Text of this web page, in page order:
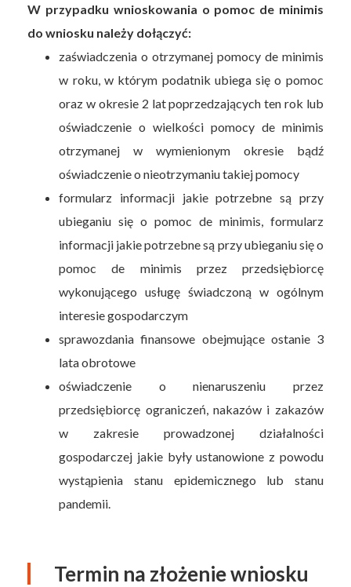
W przypadku wnioskowania o pomoc de minimis
do wniosku należy dołączyć:
zaświadczenia o otrzymanej pomocy de minimis
w roku, w którym podatnik ubiega się o pomoc
oraz w okresie 2 lat poprzedzających ten rok lub
oświadczenie o wielkości pomocy de minimis
otrzymanej w wymienionym okresie bądź
oświadczenie o nieotrzymaniu takiej pomocy
formularz informacji jakie potrzebne są przy
ubieganiu się o pomoc de minimis, formularz
informacji jakie potrzebne są przy ubieganiu się o
pomoc de minimis przez przedsiębiorcę
wykonującego usługę świadczoną w ogólnym
interesie gospodarczym
sprawozdania finansowe obejmujące ostanie 3
lata obrotowe
oświadczenie o nienaruszeniu przez
przedsiębiorcę ograniczeń, nakazów i zakazów
w zakresie prowadzonej działalności
gospodarczej jakie były ustanowione z powodu
wystąpienia stanu epidemicznego lub stanu
pandemii.
Termin na złożenie wniosku